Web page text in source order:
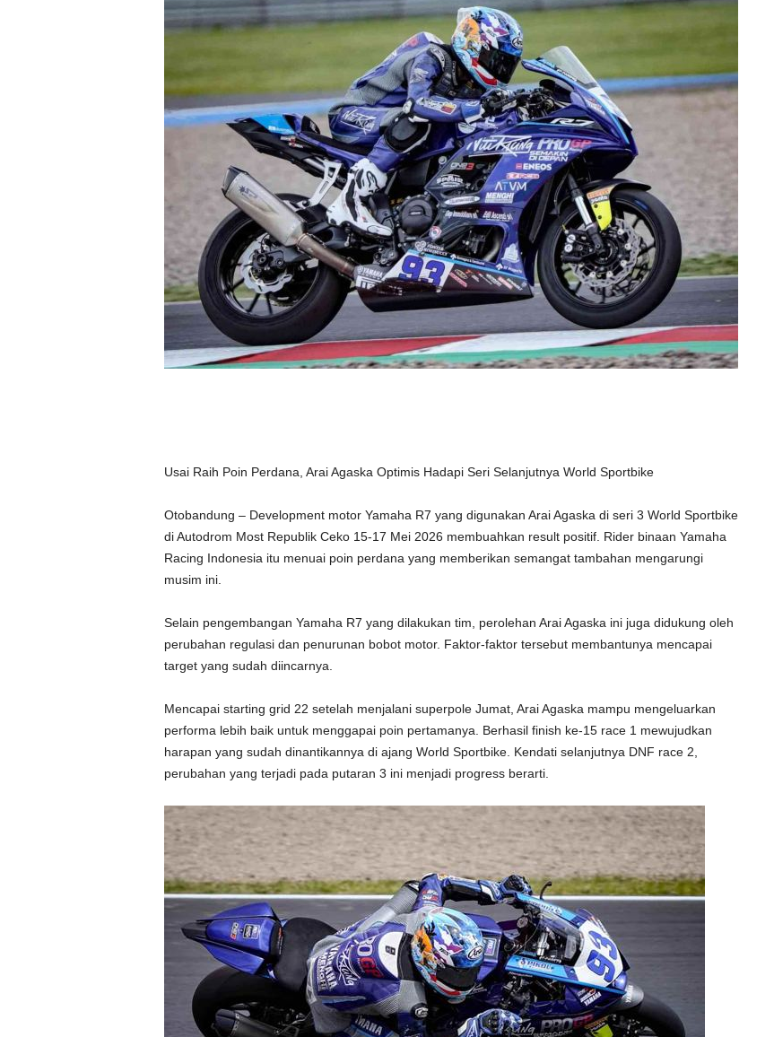
Usai Raih Poin Perdana, Arai Agaska Optimis Hadapi Seri Selanjutnya World Sportbike
Otobandung – Development motor Yamaha R7 yang digunakan Arai Agaska di seri 3 World Sportbike
di Autodrom Most Republik Ceko 15-17 Mei 2026 membuahkan result positif. Rider binaan Yamaha
Racing Indonesia itu menuai poin perdana yang memberikan semangat tambahan mengarungi
musim ini.
Selain pengembangan Yamaha R7 yang dilakukan tim, perolehan Arai Agaska ini juga didukung oleh
perubahan regulasi dan penurunan bobot motor. Faktor-faktor tersebut membantunya mencapai
target yang sudah diincarnya.
Mencapai starting grid 22 setelah menjalani superpole Jumat, Arai Agaska mampu mengeluarkan
performa lebih baik untuk menggapai poin pertamanya. Berhasil finish ke-15 race 1 mewujudkan
harapan yang sudah dinantikannya di ajang World Sportbike. Kendati selanjutnya DNF race 2,
perubahan yang terjadi pada putaran 3 ini menjadi progress berarti.